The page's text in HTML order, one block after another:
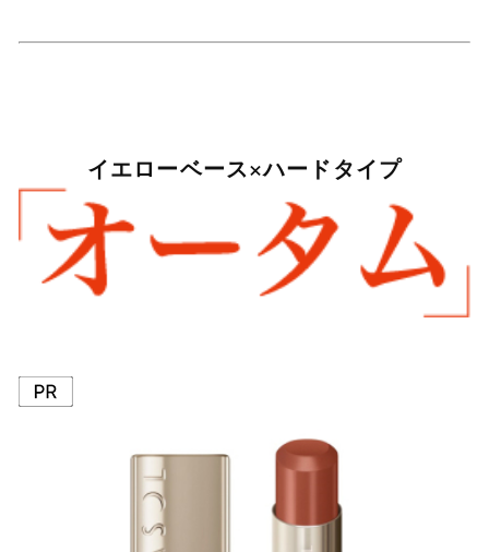
イエローベース×ハードタイプ